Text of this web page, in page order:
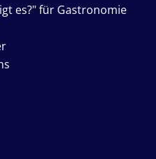
es?" für Gastronomie